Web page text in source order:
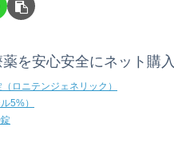
薬を安心安全にネット購
ロニテンジェネリック）
5%）